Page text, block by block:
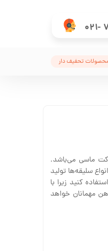
021-
تحفیف دار
ماسی می‌باشد.
سلیقه‌ها تولید
کنید زیرا با
مهمانان خواهد